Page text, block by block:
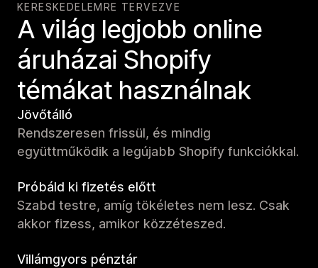
KERESKEDELEMRE TERVEZVE
A világ legjobb online
áruházai Shopify
témákat használnak
Jövőtálló
Rendszeresen frissül, és mindig
együttműködik a legújabb Shopify funkciókkal.
Próbáld ki fizetés előtt
Szabd testre, amíg tökéletes nem lesz. Csak
akkor fizess, amikor közzéteszed.
Villámgyors pénztár